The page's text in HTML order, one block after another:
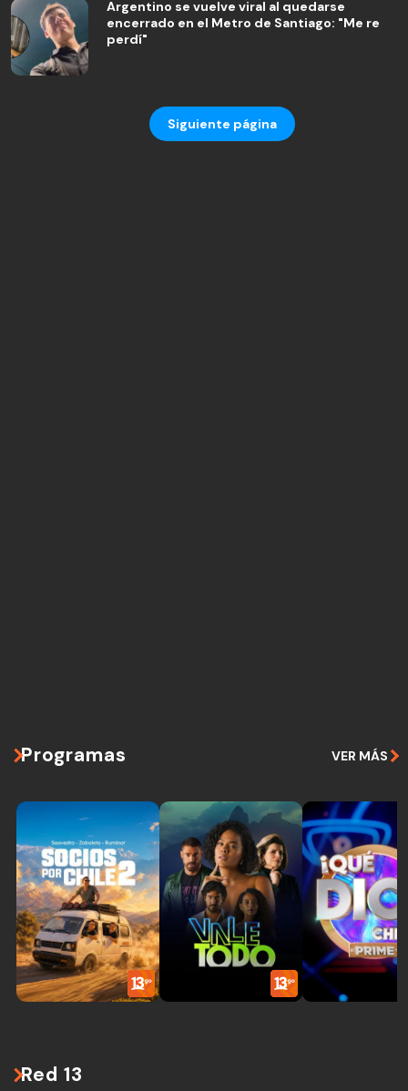
Argentino se vuelve viral al quedarse
encerrado en el Metro de Santiago: "Me re
perdí"
Siguiente página
Programas VER MÁS
Red 13